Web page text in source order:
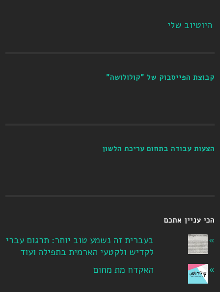
היוטיוב שלי
קבוצת הפייסבוק של "קולולושה"
הצעות עבודה בתחום עריכת הלשון
הכי עניין אתכם
בעברית זה נשמע טוב יותר: תרגום עברי
לקדיש ולקטעי הארמית בתפילה ועוד
האקדח מת מחום